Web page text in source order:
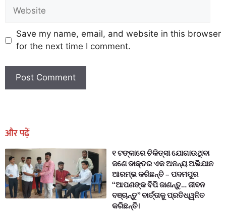
Save my name, email, and website in this browser
for the next time I comment.
और पढ़ें
୧ ଟଙ୍କାରେ ଚିକିତ୍ସା ଯୋଗାଉଥିବା
ଜଣେ ଡାକ୍ତର ଏକ ଅନନ୍ୟ ଅଭିଯାନ
ଆରମ୍ଭ କରିଛନ୍ତି – ପଦମପୁର
“ଆପଣଙ୍କ ବିପି ଜାଣନ୍ତୁ… ଜୀବନ
ବଞ୍ଚାନ୍ତୁ” ବାର୍ତ୍ତାକୁ ପ୍ରତିଧ୍ୱନିତ
କରିଛନ୍ତି।